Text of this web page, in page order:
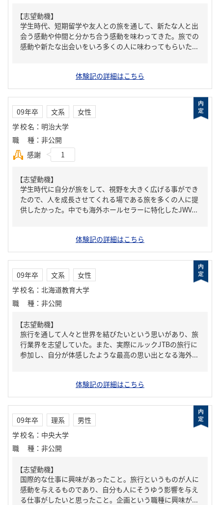
【志望動機】
学生時代、短期留学や友人との旅を通して、新たな人と出
会う感動や仲間と分かち合う感動を味わってきた。旅での
感動や新たな出会いをいろ多くの人に味わってもらいた...
体験記の詳細はこちら
09年卒 文系
女性
学校名 ： 明治大学
職種 ： 非公開
感謝
1
【志望動機】
学生時代に自分が旅をして、視野を大きく広げる事ができ
たので、人を成長させてくれる場である旅を多くの人に提
供したかった。中でも海外ホールセラーに特化したJWV...
体験記の詳細はこちら
09年卒 文系
女性
学校名 ： 北海道教育大学
職種 ： 非公開
【志望動機】
旅行を通して人々と世界を結びたいという思いがあり、旅
行業界を志望していた。また、実際にルックJTBの旅行に
参加し、自分が体感したような最高の思い出となる海外...
体験記の詳細はこちら
09年卒 理系
男性
学校名 ： 中央大学
職種 ： 非公開
【志望動機】
国際的な仕事に興味があったこと。旅行というものが人に
感動を与えるものであり、自分も人にそうゆう影響を与え
る仕事がしたいと思ったこと。企画という職種に興味が...